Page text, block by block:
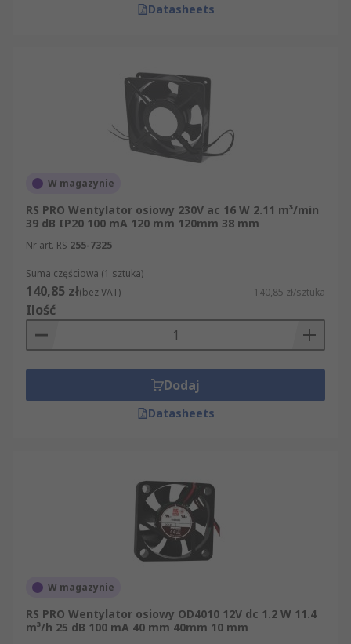
Datasheets
W magazynie
RS PRO Wentylator osiowy 230V ac 16 W 2.11 m³/min
39 dB IP20 100 mA 120 mm 120mm 38 mm
Nr art. RS 255-7325
Suma częściowa (1 sztuka)
140,85 zł(bez VAT) 140,85 zł/sztuka
Ilość
Dodaj
Datasheets
W magazynie
RS PRO Wentylator osiowy OD4010 12V dc 1.2 W 11.4
m³/h 25 dB 100 mA 40 mm 40mm 10 mm